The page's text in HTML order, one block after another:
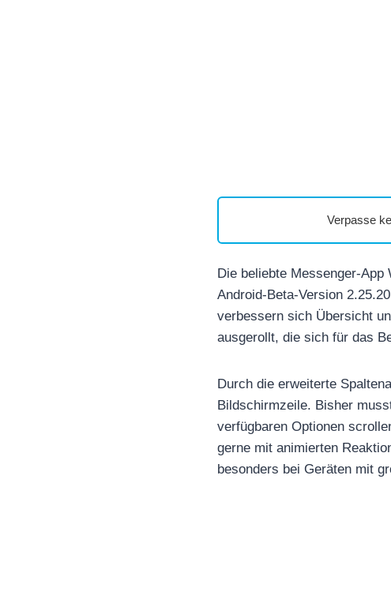
Verpasse
Die beliebte Messenger-App
Android-Beta-Version
verbessern sich Übersicht
ausgerollt, die sich für das
Durch die erweiterte
Bildschirmzeile. Bisher
verfügbaren Optionen
gerne mit animierten
besonders bei Geräten mit